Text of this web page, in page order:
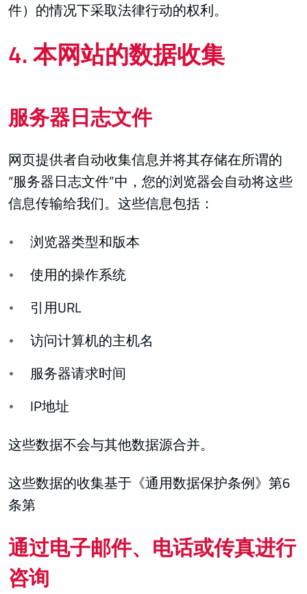
件）的情况下采取法律行动的权利。
4. 本网站的数据收集
服务器日志文件
网页提供者自动收集信息并将其存储在所谓的
“服务器日志文件”中，您的浏览器会自动将这些
信息传输给我们。这些信息包括：
浏览器类型和版本
使用的操作系统
引用URL
访问计算机的主机名
服务器请求时间
IP地址
这些数据不会与其他数据源合并。
这些数据的收集基于《通用数据保护条例》第6
条第
通过电子邮件、电话或传真进行
咨询